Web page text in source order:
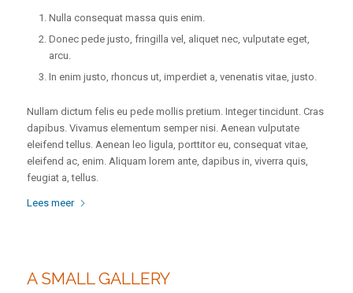
Nulla consequat massa quis enim.
Donec pede justo, fringilla vel, aliquet nec, vulputate eget,
arcu.
In enim justo, rhoncus ut, imperdiet a, venenatis vitae, justo.
Nullam dictum felis eu pede mollis pretium. Integer tincidunt. Cras
dapibus. Vivamus elementum semper nisi. Aenean vulputate
eleifend tellus. Aenean leo ligula, porttitor eu, consequat vitae,
eleifend ac, enim. Aliquam lorem ante, dapibus in, viverra quis,
feugiat a, tellus.
Lees meer
A SMALL GALLERY